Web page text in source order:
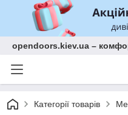
opendoors.kiev.ua –
Категорії товарів